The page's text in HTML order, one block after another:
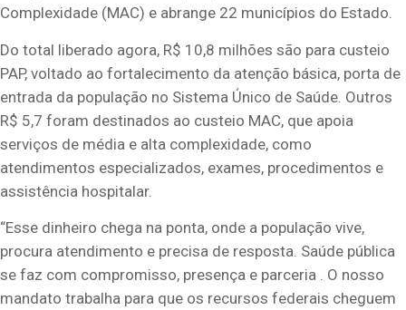
Complexidade (MAC) e abrange 22 municípios do Estado.
Do total liberado agora, R$ 10,8 milhões são para custeio
PAP, voltado ao fortalecimento da atenção básica, porta de
entrada da população no Sistema Único de Saúde. Outros
R$ 5,7 foram destinados ao custeio MAC, que apoia
serviços de média e alta complexidade, como
atendimentos especializados, exames, procedimentos e
assistência hospitalar.
“Esse dinheiro chega na ponta, onde a população vive,
procura atendimento e precisa de resposta. Saúde pública
se faz com compromisso, presença e parceria . O nosso
mandato trabalha para que os recursos federais cheguem